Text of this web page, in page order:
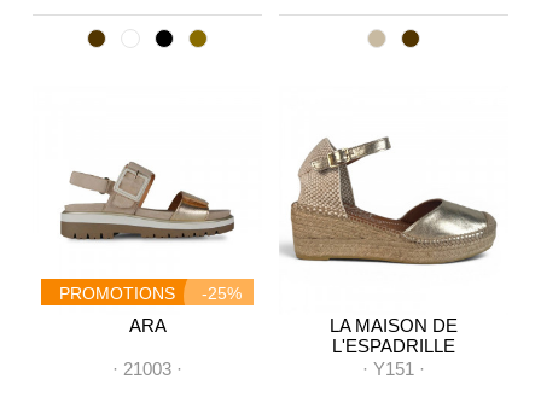
PROMOTIONS -25%
ARA
· 21003 ·
LA MAISON DE
L'ESPADRILLE
· Y151 ·